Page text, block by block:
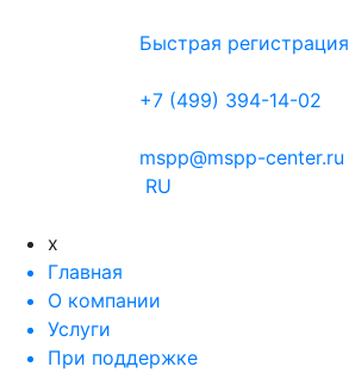
Быстрая регистрация
+7 (499) 394-14-02
mspp@mspp-center.ru
RU
x
Главная
О компании
Услуги
При поддержке